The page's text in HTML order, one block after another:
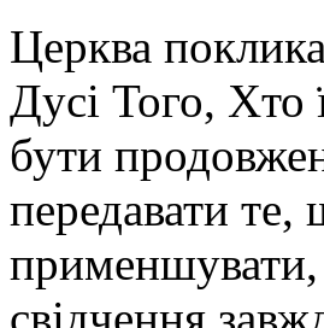
Церква
Дусі Того, Хто
бути
передавати
применшувати,
свідчення